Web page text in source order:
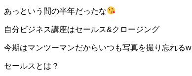
あっという間の半年だったな
自分ビジネス講座はセールス&クロージング
今期はマンツーマンだからいつも写真を撮り忘れるw
セールスとは？